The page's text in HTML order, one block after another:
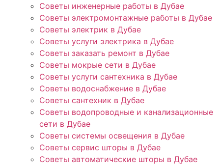
Советы инженерные работы в Дубае
Советы электромонтажные работы в Дубае
Советы электрик в Дубае
Советы услуги электрика в Дубае
Советы заказать ремонт в Дубае
Советы мокрые сети в Дубае
Советы услуги сантехника в Дубае
Советы водоснабжение в Дубае
Советы сантехник в Дубае
Советы водопроводные и канализационные
сети в Дубае
Советы системы освещения в Дубае
Советы сервис шторы в Дубае
Советы автоматические шторы в Дубае